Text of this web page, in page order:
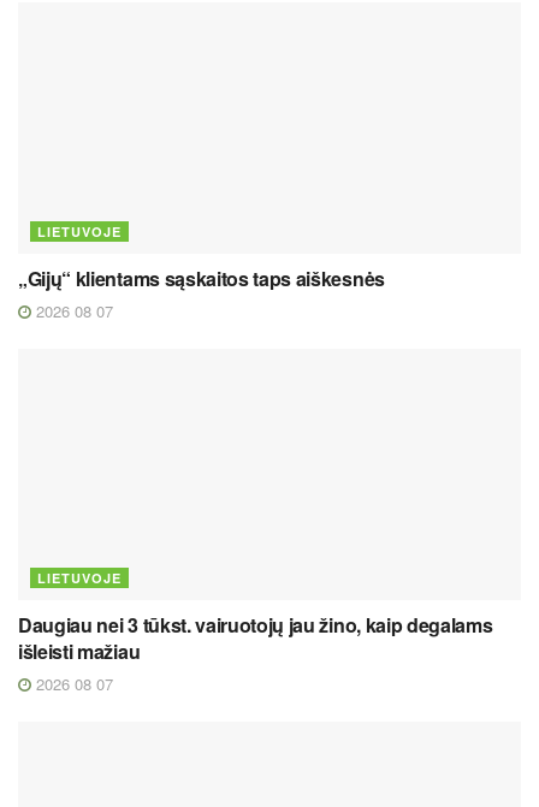
LIETUVOJE
„Gijų“ klientams sąskaitos taps aiškesnės
2026 08 07
LIETUVOJE
Daugiau nei 3 tūkst. vairuotojų jau žino, kaip degalams
išleisti mažiau
2026 08 07